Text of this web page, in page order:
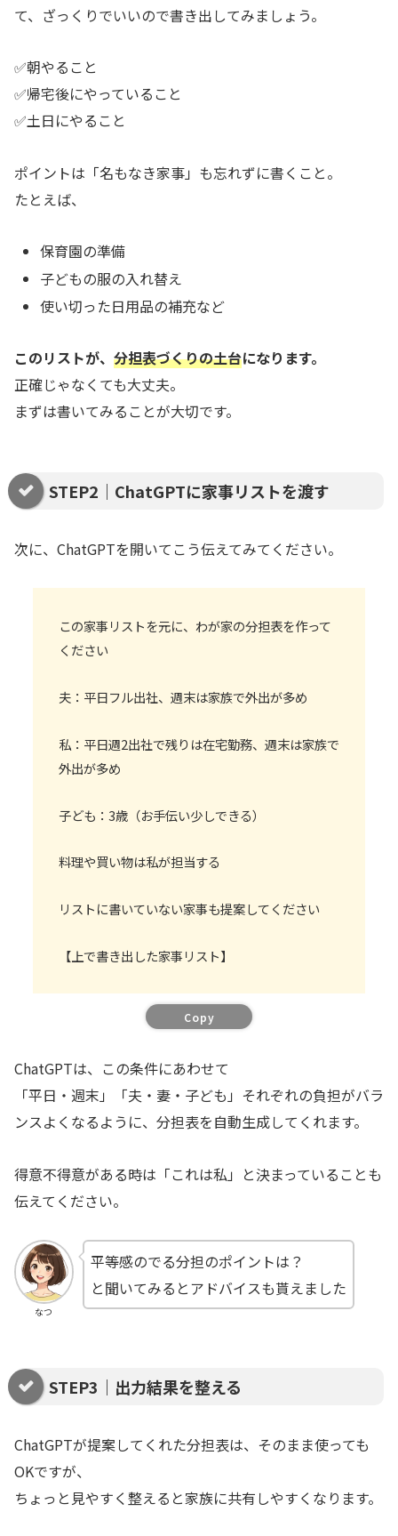
て、ざっくりでいいので書き出してみましょう。
✅朝やること
✅帰宅後にやっていること
✅土日にやること
ポイントは「名もなき家事」も忘れずに書くこと。
たとえば、
保育園の準備
子どもの服の入れ替え
使い切った日用品の補充など
このリストが、 分担表づくりの土台になります。
正確じゃなくても大丈夫。
まずは書いてみることが大切です。
STEP2｜ChatGPTに家事リストを渡す
次に、ChatGPTを開いてこう伝えてみてください。
この家事リストを元に、わが家の分担表を作って
ください
夫：平日フル出社、週末は家族で外出が多め
私：平日週2出社で残りは在宅勤務、週末は家族で
外出が多め
子ども：3歳（お手伝い少しできる）
料理や買い物は私が担当する
リストに書いていない家事も提案してください
【上で書き出した家事リスト】
Copy
ChatGPTは、この条件にあわせて
「平日・週末」「夫・妻・子ども」それぞれの負担がバラ
ンスよくなるように、分担表を自動生成してくれます。
得意不得意がある時は「これは私」と決まっていることも
伝えてください。
なつ
平等感のでる分担のポイントは？
と聞いてみるとアドバイスも貰えました
STEP3｜出力結果を整える
ChatGPTが提案してくれた分担表は、そのまま使っても
OKですが、
ちょっと見やすく整えると家族に共有しやすくなります。